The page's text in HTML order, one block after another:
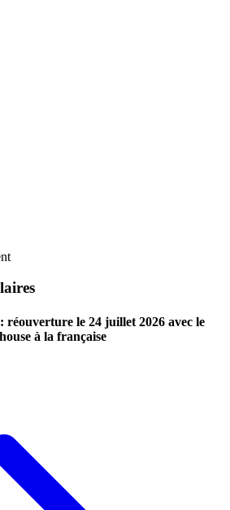
réouverture le 24 juillet 2026 avec le
à la française